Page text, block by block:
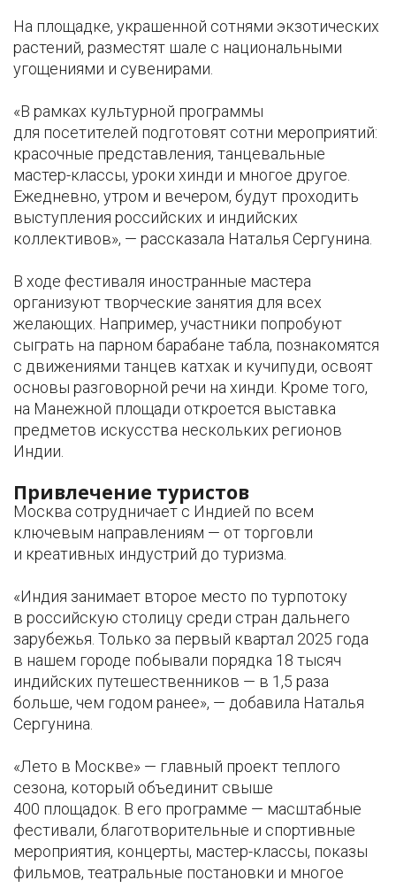
На площадке, украшенной сотнями экзотических
растений, разместят шале с национальными
угощениями и сувенирами.
«В рамках культурной программы
для посетителей подготовят сотни мероприятий:
красочные представления, танцевальные
мастер-классы, уроки хинди и многое другое.
Ежедневно, утром и вечером, будут проходить
выступления российских и индийских
коллективов», — рассказала Наталья Сергунина.
В ходе фестиваля иностранные мастера
организуют творческие занятия для всех
желающих. Например, участники попробуют
сыграть на парном барабане табла, познакомятся
с движениями танцев катхак и кучипуди, освоят
основы разговорной речи на хинди. Кроме того,
на Манежной площади откроется выставка
предметов искусства нескольких регионов
Индии.
Привлечение туристов
Москва сотрудничает с Индией по всем
ключевым направлениям — от торговли
и креативных индустрий до туризма.
«Индия занимает второе место по турпотоку
в российскую столицу среди стран дальнего
зарубежья. Только за первый квартал 2025 года
в нашем городе побывали порядка 18 тысяч
индийских путешественников — в 1,5 раза
больше, чем годом ранее», — добавила Наталья
Сергунина.
«Лето в Москве» — главный проект теплого
сезона, который объединит свыше
400 площадок. В его программе — масштабные
фестивали, благотворительные и спортивные
мероприятия, концерты, мастер-классы, показы
фильмов, театральные постановки и многое